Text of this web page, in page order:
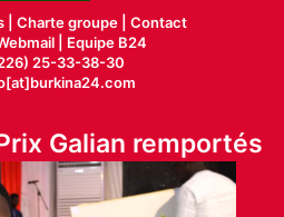
| Charte groupe | Contact
|
Equipe B24
25-33-38-30
Galian remportés